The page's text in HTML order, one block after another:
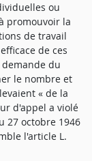
ou
promouvoir la
de travail
de ces
du
le nombre et
« de la
d'appel a violé
27 octobre 1946
l'article L.